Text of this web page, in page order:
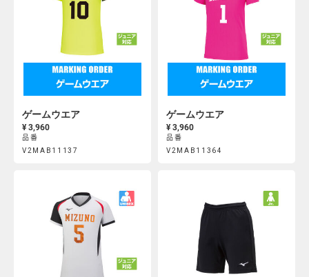
ゲームウエア
¥ 3,960
Product
Actions
品番
V2MAB11137
ゲームウエア
¥ 3,960
Product
品番
V2MAB11364